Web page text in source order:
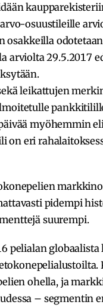
osuustileille
osakkeilla
arviolta 29.5.2017
leikattujen
myöhemmin
on eri
pidempi
suurempi.
pelialan
ohella, ja
– segmentin